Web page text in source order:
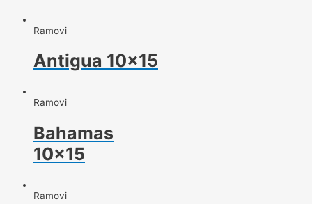
Ramovi
Antigua 10×15
Ramovi
Bahamas
10×15
Ramovi